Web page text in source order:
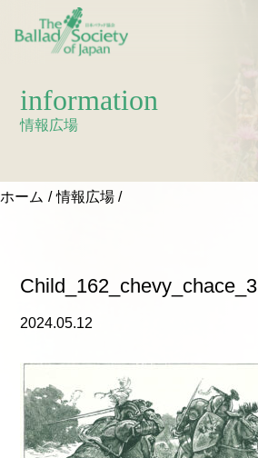
information
情報広場
ホーム 情報広場
Child_162_chevy_chace_3
2024.05.12